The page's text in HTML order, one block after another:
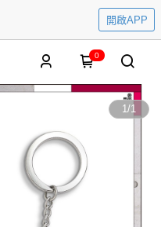
開啟APP
0
1/1